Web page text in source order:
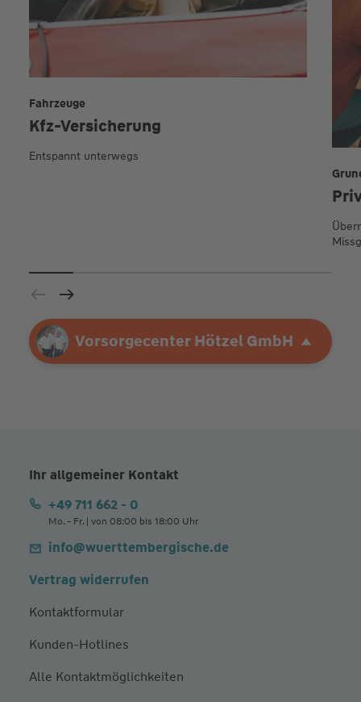
Ihre AgenturVorsorgecenter Hötzel GmbH
Vorsorgecenter Hötzel GmbH
Kfz-Versicherung
Fahrzeuge
Entspannt unterwegs
Ihr allgemeiner Kontakt
+49 711 662 - 0
Mo. - Fr. | von 08:00 bis 18:00 Uhr
info@wuerttembergische.de
Vertrag widerrufen
Kontaktformular
Kunden-Hotlines
Alle Kontaktmöglichkeiten